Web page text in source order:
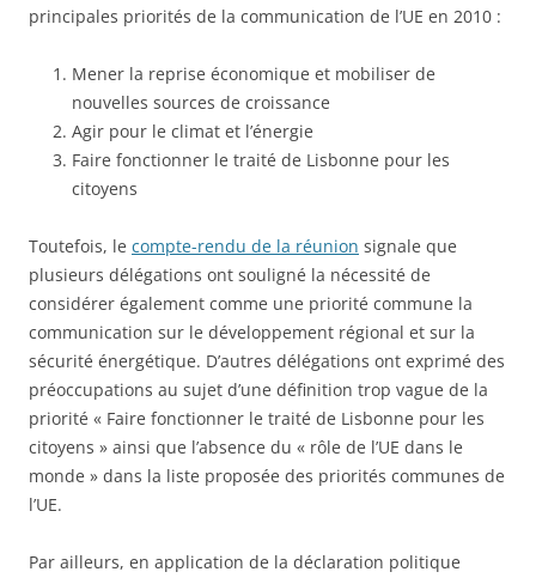
principales priorités de la communication de l’UE en 2010 :
Mener la reprise économique et mobiliser de
nouvelles sources de croissance
Agir pour le climat et l’énergie
Faire fonctionner le traité de Lisbonne pour les
citoyens
Toutefois, le compte-rendu de la réunion signale que
plusieurs délégations ont souligné la nécessité de
considérer également comme une priorité commune la
communication sur le développement régional et sur la
sécurité énergétique. D’autres délégations ont exprimé des
préoccupations au sujet d’une définition trop vague de la
priorité « Faire fonctionner le traité de Lisbonne pour les
citoyens » ainsi que l’absence du « rôle de l’UE dans le
monde » dans la liste proposée des priorités communes de
l’UE.
Par ailleurs, en application de la déclaration politique